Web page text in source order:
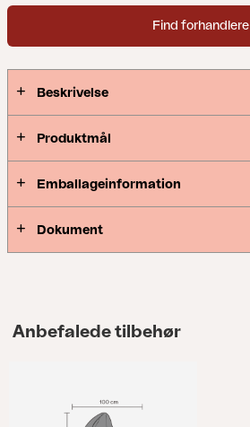
Find forhandlere
Beskrivelse
Produktmål
Emballageinformation
Dokument
Anbefalede tilbehør